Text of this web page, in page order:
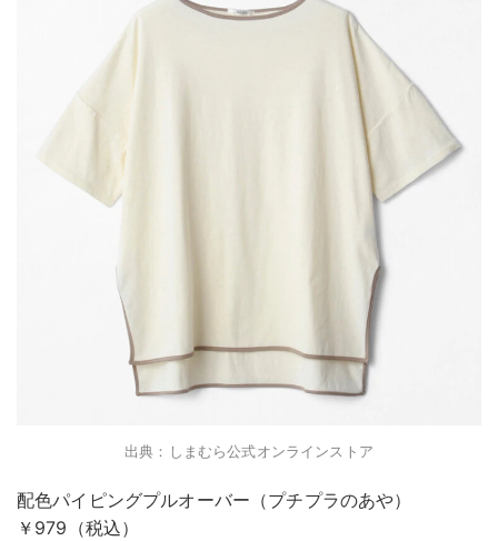
出典：しまむら公式オンラインストア
配色パイピングプルオーバー（プチプラのあや）
￥979（税込）